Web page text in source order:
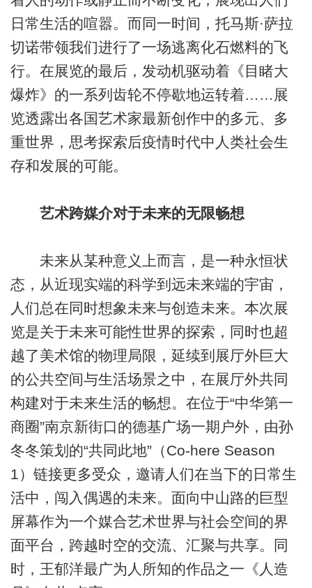
日常生活的喧嚣。而同一时间，托马斯·萨拉
切诺带领我们进行了一场逃离化石燃料的飞
行。在展览的最后，发动机驱动着《目睹大
爆炸》的一系列齿轮不停歇地运转着……展
览透露出各国艺术家最新创作中的多元、多
重世界，思考探索后疫情时代中人类社会生
存和发展的可能。
艺术跨媒介对于未来的无限畅想
未来从某种意义上而言，是一种永恒状
态，从近现实端的科学到远未来端的宇宙，
人们总在同时想象未来与创造未来。本次展
览是关于未来可能性世界的探索，同时也超
越了美术馆的物理局限，延续到展厅外巨大
的公共空间与生活场景之中，在展厅外共同
构建对于未来生活的畅想。在位于“中华第一
商圈”南京新街口的德基广场一期户外，由孙
冬冬策划的“共同此地”（Co-here Season
1）链接更多受众，邀请人们在当下的日常生
活中，闯入偶遇的未来。面向中山路的巨型
屏幕作为一个媒合艺术世界与社会空间的界
面平台，跨越时空的交流、汇聚与共享。同
时，王郁洋最广为人所知的作品之一《人造